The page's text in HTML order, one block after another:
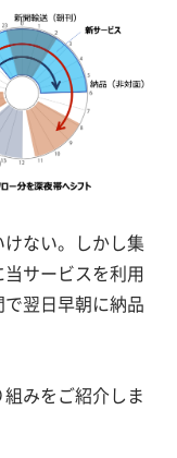
ない。しかし集
サービスを利用
翌日早朝に納品
みをご紹介しま